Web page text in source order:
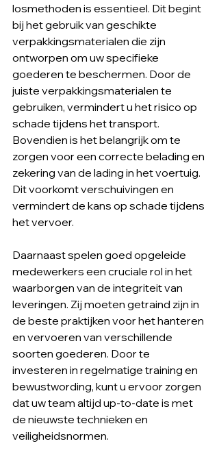
losmethoden is essentieel. Dit begint
bij het gebruik van geschikte
verpakkingsmaterialen die zijn
ontworpen om uw specifieke
goederen te beschermen. Door de
juiste verpakkingsmaterialen te
gebruiken, vermindert u het risico op
schade tijdens het transport.
Bovendien is het belangrijk om te
zorgen voor een correcte belading en
zekering van de lading in het voertuig.
Dit voorkomt verschuivingen en
vermindert de kans op schade tijdens
het vervoer.
Daarnaast spelen goed opgeleide
medewerkers een cruciale rol in het
waarborgen van de integriteit van
leveringen. Zij moeten getraind zijn in
de beste praktijken voor het hanteren
en vervoeren van verschillende
soorten goederen. Door te
investeren in regelmatige training en
bewustwording, kunt u ervoor zorgen
dat uw team altijd up-to-date is met
de nieuwste technieken en
veiligheidsnormen.